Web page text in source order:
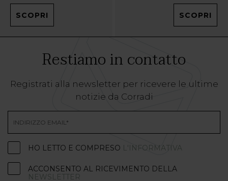
SCOPRI SCOPRI
Restiamo in contatto
Registrati alla newsletter per ricevere le ultime
notizie da Corradi
HO LETTO E COMPRESO L'INFORMATIVA
ACCONSENTO AL RICEVIMENTO DELLA
NEWSLETTER